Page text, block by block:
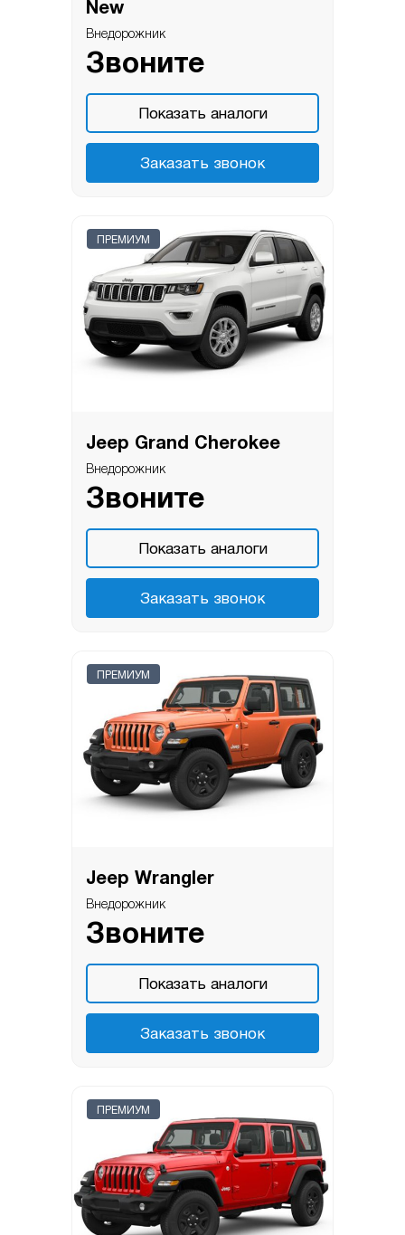
New
Внедорожник
Звоните
Показать аналоги
Заказать звонок
ПРЕМИУМ
Jeep Grand Cherokee
Внедорожник
Звоните
Показать аналоги
Заказать звонок
ПРЕМИУМ
Jeep Wrangler
Внедорожник
Звоните
Показать аналоги
Заказать звонок
ПРЕМИУМ